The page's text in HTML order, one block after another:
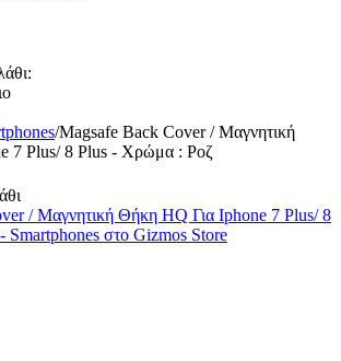
/Magsafe Back Cover / Μαγνητική
7 Plus/ 8 Plus - Χρώμα : Ροζ